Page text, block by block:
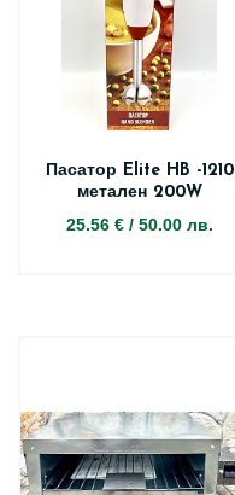
Пасатор Elite HB -1210
метален 200W
25.56 €/ 50.00 лв.